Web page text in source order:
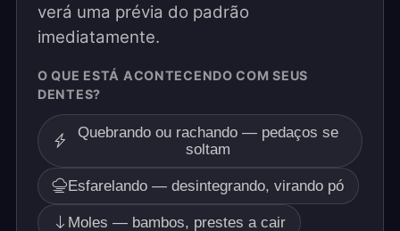
verá uma prévia do padrão
imediatamente.
O QUE ESTÁ ACONTECENDO COM SEUS
DENTES?
Quebrando ou rachando — pedaços se
soltam
Esfarelando — desintegrando, virando pó
Moles — bambos, prestes a cair